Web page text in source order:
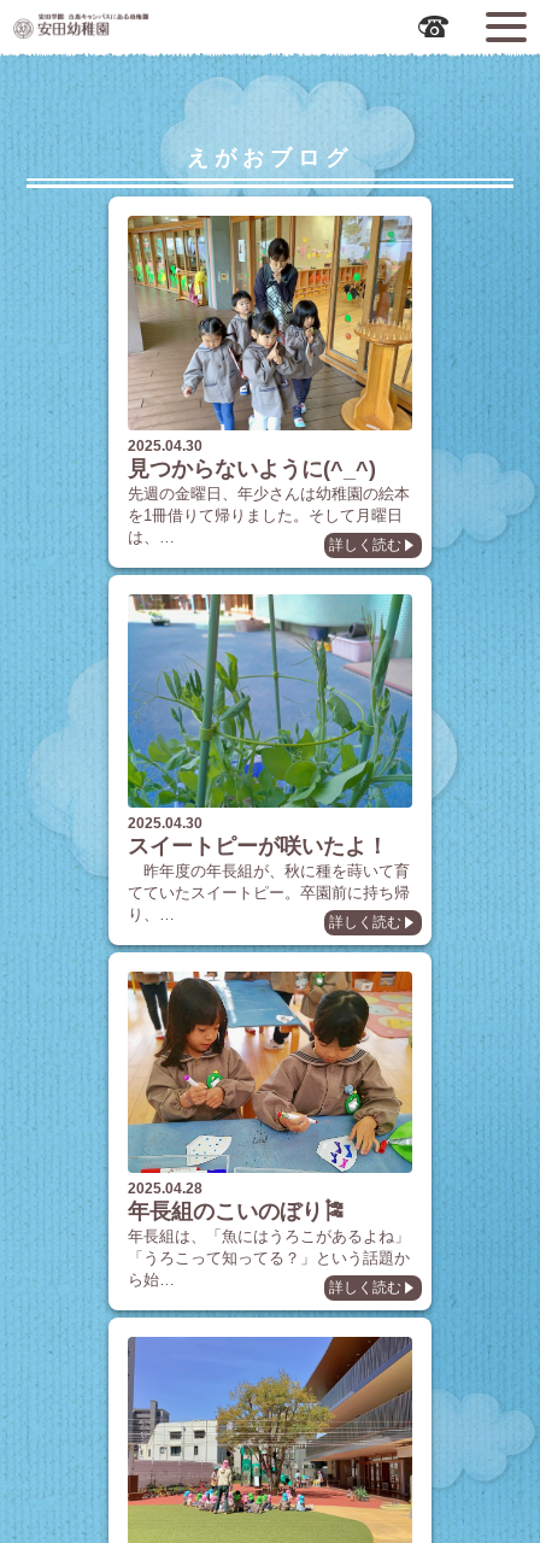
広島市中区の安田幼稚園
えがおブログ
2025.04.30
見つからないように(^_^)
先週の金曜日、年少さんは幼稚園の絵本
を1冊借りて帰りました。そして月曜日
は、…
詳しく読む
2025.04.30
スイートピーが咲いたよ！
昨年度の年長組が、秋に種を蒔いて育
てていたスイートピー。卒園前に持ち帰
り、…
詳しく読む
2025.04.28
年長組のこいのぼり🎏
年長組は、「魚にはうろこがあるよね」
「うろこって知ってる？」という話題か
ら始…
詳しく読む